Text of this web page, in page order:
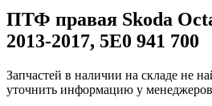
ПТФ правая Skoda
2013-2017, 5E0 941 700
Запчастей в наличии на складе не
уточнить информацию у